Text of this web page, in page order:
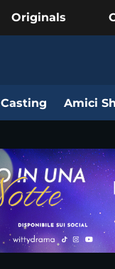
Originals
Casting Amici